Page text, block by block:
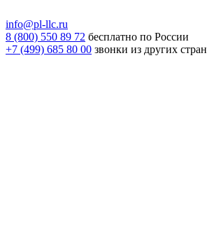
info@pl-llc.ru
8 (800) 550 89 72 бесплатно по России
+7 (499) 685 80 00 звонки из других стран